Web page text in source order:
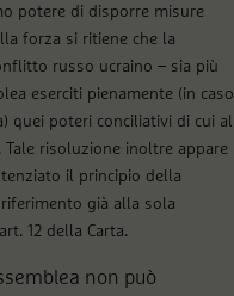
potere di disporre misure
forza si ritiene che la
russo ucraino – sia più
eserciti pienamente (in caso
quei poteri conciliativi di cui al
risoluzione inoltre appare
il principio della
già alla sola
12 della Carta.
non può